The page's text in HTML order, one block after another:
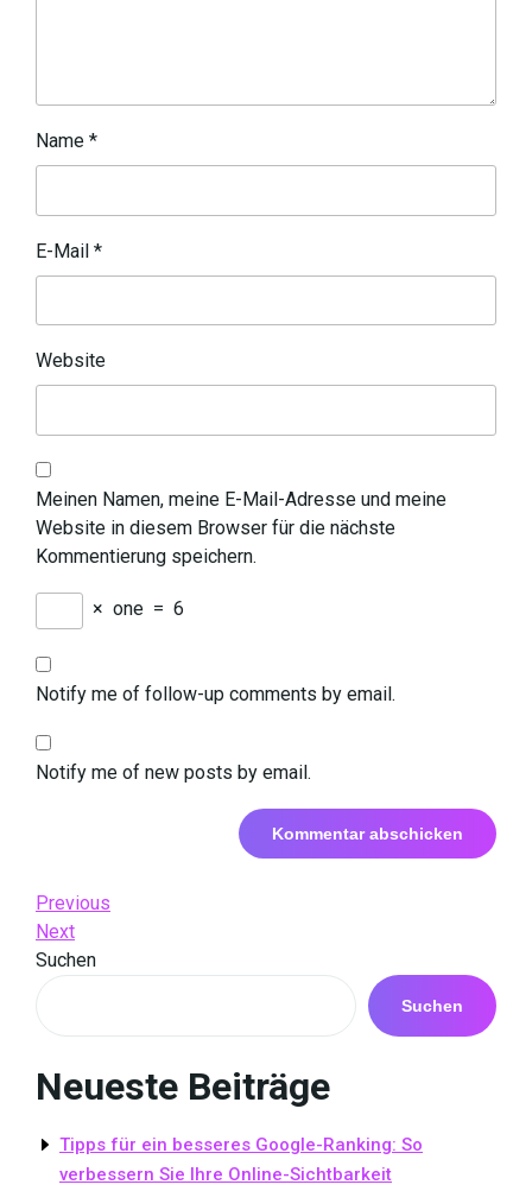
Name *
E-Mail *
Website
Meinen Namen, meine E-Mail-Adresse und meine
Website in diesem Browser für die nächste
Kommentierung speichern.
× one = 6
Notify me of follow-up comments by email.
Notify me of new posts by email.
Beitrags-
Navigation
Previous
Post
Previous
Next
Post
Next
Suchen
Suchen
Neueste Beiträge
Tipps für ein besseres Google-Ranking: So
verbessern Sie Ihre Online-Sichtbarkeit